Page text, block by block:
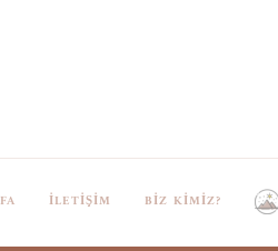
İLETIŞIM BIZ KIMIZ?